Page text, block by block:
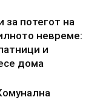
за потегот на
невреме:
и
дома